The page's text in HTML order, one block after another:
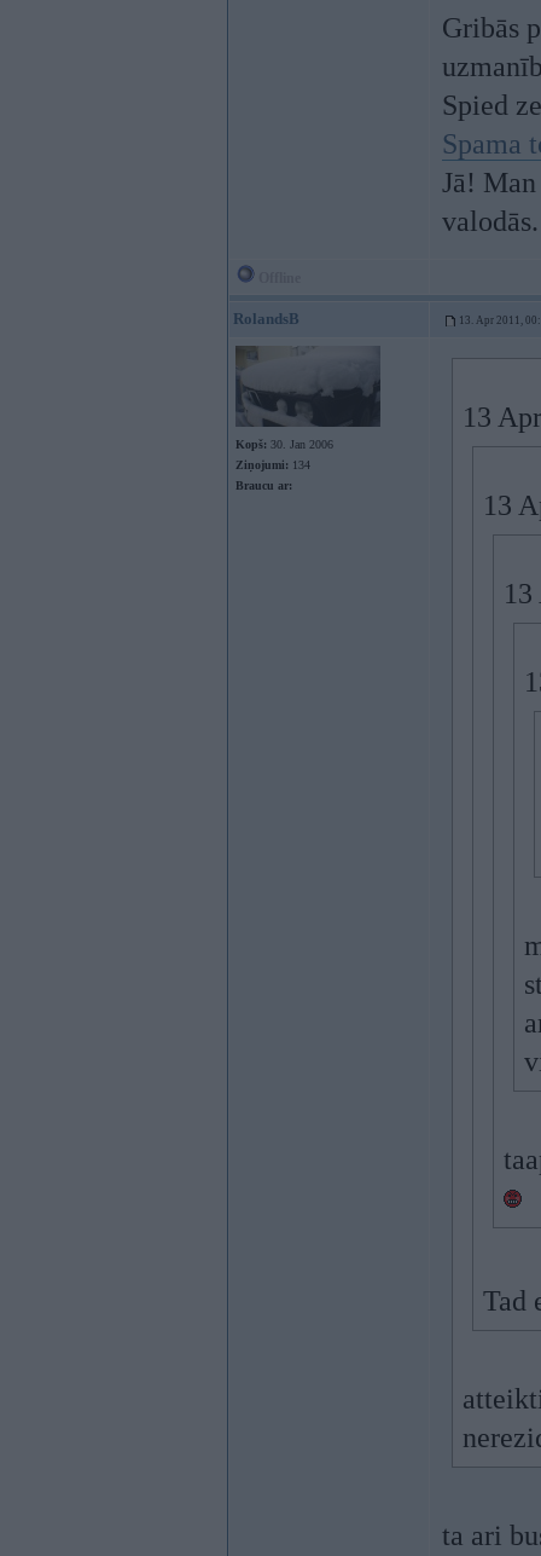
Gribās
Spied
Spama
Jā!
valodās.
RolandsB 13. Apr 2011,
Kopš: 30. Jan 2006
Ziņojumi: 134
Braucu ar:
13
13
Tad
ta ari